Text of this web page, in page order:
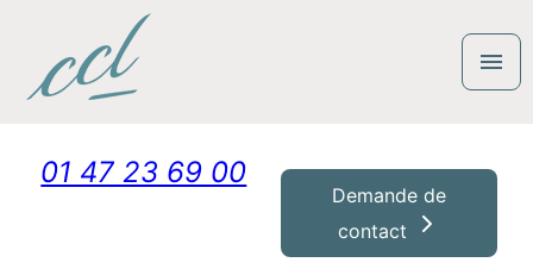
menu
01 47 23 69 00
Demande de
contact
Panneau de gestion des cookies